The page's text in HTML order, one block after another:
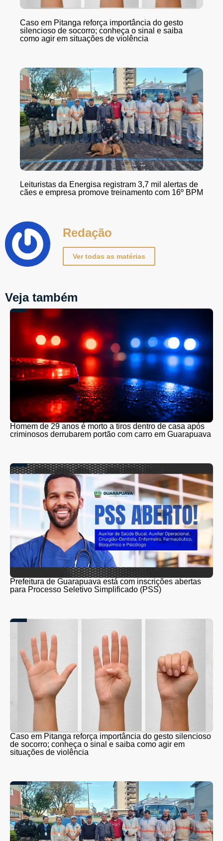
Caso em Pitanga reforça importância do gesto
silencioso de socorro; conheça o sinal e saiba
como agir em situações de violência
Leituristas da Energisa registram 3,7 mil alertas de
cães e empresa promove treinamento com 16º BPM
Redação
Ver todas as matérias
Veja também
Homem de 29 anos é morto a tiros dentro de casa após
criminosos derrubarem portão com carro em Guarapuava
Prefeitura de Guarapuava está com inscrições abertas
para Processo Seletivo Simplificado (PSS)
Caso em Pitanga reforça importância do gesto silencioso
de socorro; conheça o sinal e saiba como agir em
situações de violência